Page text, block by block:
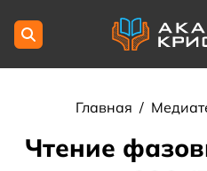
Главная /
Чтение